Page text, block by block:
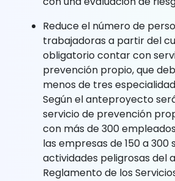
Reduce el número de
trabajadoras a partir del
obligatorio contar con
prevención propio, que
menos de tres
Según el anteproyecto
servicio de prevención
con más de 300
las empresas de 150 a 300
actividades peligrosas del
Reglamento de los